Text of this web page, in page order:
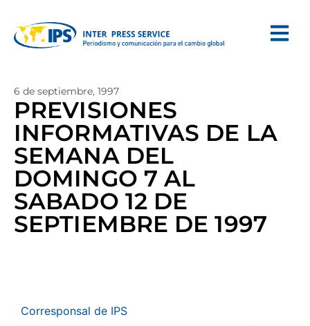
6 de septiembre, 1997
PREVISIONES
INFORMATIVAS DE LA
SEMANA DEL
DOMINGO 7 AL
SABADO 12 DE
SEPTIEMBRE DE 1997
Corresponsal de IPS